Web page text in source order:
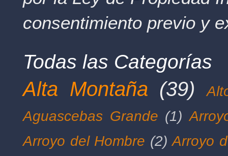
consentimiento previo y
Todas las Categorías
Alta Montaña (39)
Aguascebas Grande (1)
Arroyo del Hombre (2) Arroyo